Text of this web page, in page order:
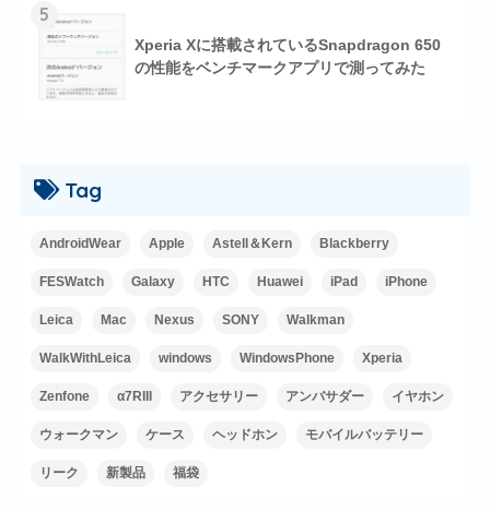
5
Xperia Xに搭載されているSnapdragon 650
の性能をベンチマークアプリで測ってみた
Tag
AndroidWear Apple Astell＆Kern Blackberry
FESWatch Galaxy HTC Huawei iPad iPhone
Leica Mac Nexus SONY Walkman
WalkWithLeica windows WindowsPhone Xperia
Zenfone α7RIII アクセサリー アンバサダー イヤホン
ウォークマン ケース ヘッドホン モバイルバッテリー
リーク 新製品 福袋